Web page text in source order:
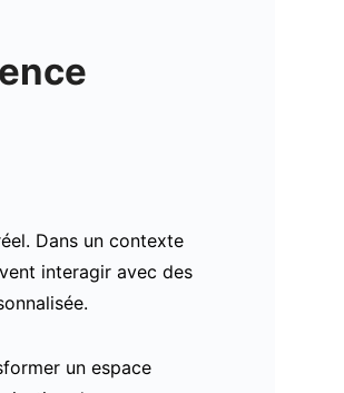
Dans un contexte
interagir avec des
un espace